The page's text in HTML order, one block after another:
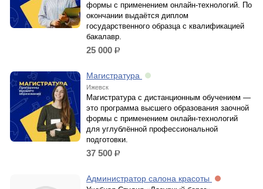
формы с применением онлайн-технологий. По
окончании выдаётся диплом
государственного образца с квалификацией
бакалавр.
25 000 р.
Магистратура
Ижевск
Магистратура с дистанционным обучением —
это программа высшего образования заочной
формы с применением онлайн-технологий
для углублённой профессиональной
подготовки.
37 500 р.
Администратор салона красоты